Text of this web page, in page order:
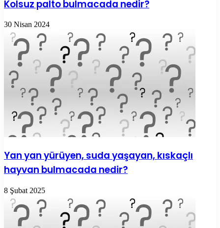
Kolsuz palto bulmacada nedir?
30 Nisan 2024
Yan yan yürüyen, suda yaşayan, kıskaçlı
hayvan bulmacada nedir?
8 Şubat 2025